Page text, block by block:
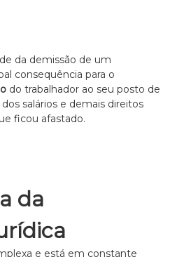
da demissão de um
consequência para o
do trabalhador ao seu posto de
salários e demais direitos
ficou afastado.
da
e está em constante